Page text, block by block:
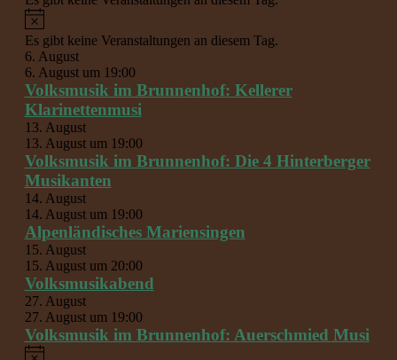
Hinweis
Es gibt keine Veranstaltungen an diesem Tag.
6. August
6. August um 19:00
Volksmusik im Brunnenhof: Kellerer
Klarinettenmusi
13. August
13. August um 19:00
Volksmusik im Brunnenhof: Die 4 Hinterberger
Musikanten
14. August
14. August um 19:00
Alpenländisches Mariensingen
15. August
15. August um 20:00
Volksmusikabend
27. August
27. August um 19:00
Volksmusik im Brunnenhof: Auerschmied Musi
Hinweis